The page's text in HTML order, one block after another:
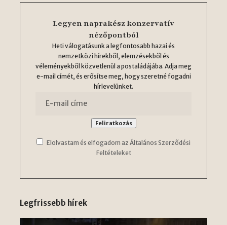
Legyen naprakész konzervatív
nézőpontból
Heti válogatásunk a legfontosabb hazai és
nemzetközi hírekből, elemzésekből és
véleményekből közvetlenül a postaládájába. Adja meg
e-mail címét, és erősítse meg, hogy szeretné fogadni
hírlevelünket.
Elolvastam és elfogadom az Általános Szerződési
Feltételeket
Legfrissebb hírek